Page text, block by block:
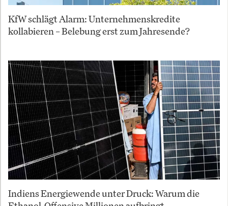
KfW schlägt Alarm: Unternehmenskredite
kollabieren – Belebung erst zum Jahresende?
Indiens Energiewende unter Druck: Warum die